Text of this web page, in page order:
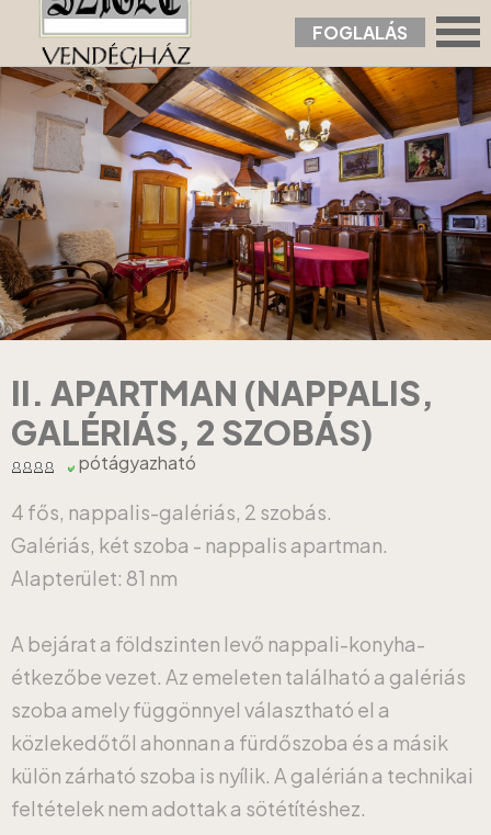
FOGLALÁS
Nyitólap › Apartmanok › II. Apartman (nappalis, galériás, 2 szobás)
II. APARTMAN (NAPPALIS,
GALÉRIÁS, 2 SZOBÁS)
pótágyazható
4 fős, nappalis-galériás, 2 szobás.
Galériás, két szoba - nappalis apartman.
Alapterület: 81 nm
A bejárat a földszinten levő nappali-konyha-
étkezőbe vezet. Az emeleten található a galériás
szoba amely függönnyel választható el a
közlekedőtől ahonnan a fürdőszoba és a másik
külön zárható szoba is nyílik. A galérián a technikai
feltételek nem adottak a sötétítéshez.